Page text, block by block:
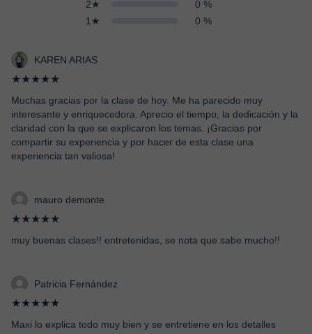
2★
0 %
1★
0 %
KAREN ARIAS
★★★★★
Muchas gracias por la clase de hoy. Me ha parecido muy
interesante y enriquecedora. Aprecio el tiempo, la dedicación y la
claridad con la que se explicaron los temas. ¡Gracias por
compartir su experiencia y por hacer de esta clase una
experiencia tan valiosa!
mauro demonte
★★★★★
muy buenas clases!! entretenidas, se nota que sabe mucho!!
Patricia Fernández
★★★★★
Maxi lo explica todo muy bien y se entretiene en los detalles